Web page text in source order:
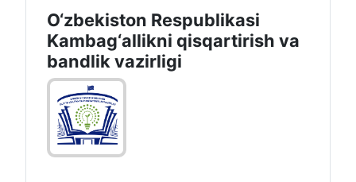
O‘zbekiston Respublikasi
Kambag‘allikni qisqartirish va
bandlik vazirligi